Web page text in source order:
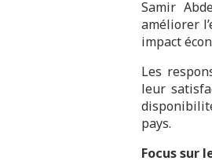
Samir
améliorer
impact
Les
leur
pays.
Focus sur